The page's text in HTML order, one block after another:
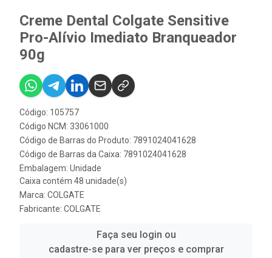
Creme Dental Colgate Sensitive
Pro-Alívio Imediato Branqueador
90g
Código: 105757
Código NCM: 33061000
Código de Barras do Produto: 7891024041628
Código de Barras da Caixa: 7891024041628
Embalagem: Unidade
Caixa contém 48 unidade(s)
Marca: COLGATE
Fabricante: COLGATE
Faça seu login ou
cadastre-se para ver preços e comprar